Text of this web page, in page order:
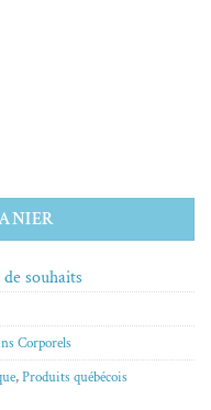
souhaits
Corporels
,Produits québécois